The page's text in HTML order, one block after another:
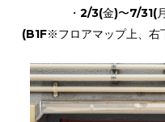
・2/3(金)〜7/
(B1F※フロアマップ上、右